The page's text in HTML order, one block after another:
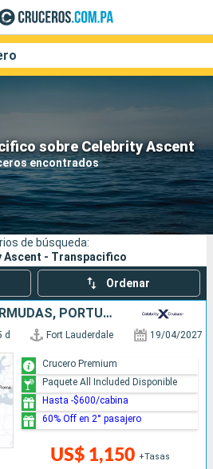
sobre Celebrity Ascent
encontrados
Compañías
Buscar
de búsqueda:
Ascent - Transpacifico
Ordenar
ESTADOS UNIDOS, BERMUDAS, PORTUGAL, ESPAÑA, ITALIA
d Fort Lauderdale 19/04/2027
US$ 1,150 +Tasas
Crucero Premium
Paquete All Included Disponible
Hasta -$600/cabina
60% Off en 2° pasajero